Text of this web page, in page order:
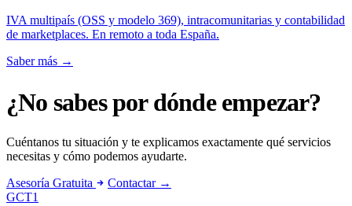
IVA multipaís (OSS y modelo 369), intracomunitarias y contabilidad
de marketplaces. En remoto a toda España.
Saber más →
¿No sabes por dónde empezar?
Cuéntanos tu situación y te explicamos exactamente qué servicios
necesitas y cómo podemos ayudarte.
Asesoría Gratuita
Contactar →
GCT1